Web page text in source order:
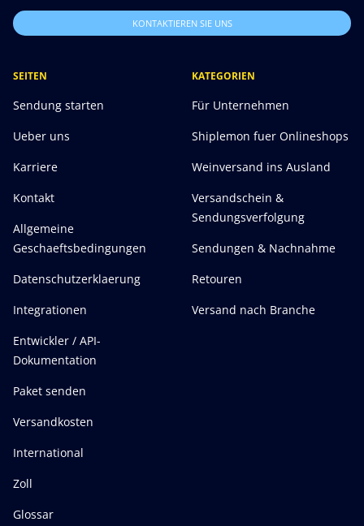
KONTAKTIEREN SIE UNS
SEITEN
Sendung starten
Ueber uns
Karriere
Kontakt
Allgemeine
Geschaeftsbedingungen
Datenschutzerklaerung
Integrationen
Entwickler / API-
Dokumentation
Paket senden
Versandkosten
International
Zoll
Glossar
KATEGORIEN
Für Unternehmen
Shiplemon fuer Onlineshops
Weinversand ins Ausland
Versandschein &
Sendungsverfolgung
Sendungen & Nachnahme
Retouren
Versand nach Branche